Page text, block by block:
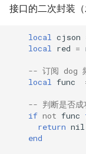
link
live-common
log-sqlite
log-var-set
log-zmq
接口的二次封装
local cjson
local
red =
-- 订阅 dog
local
func
-- 判断是否成
if not func
return nil
end